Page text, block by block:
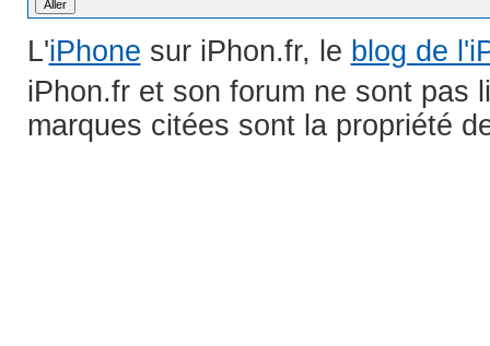
L'iPhone sur iPhon.fr, le blog de
iPhon.fr et son forum ne sont pas
marques citées sont la propriété